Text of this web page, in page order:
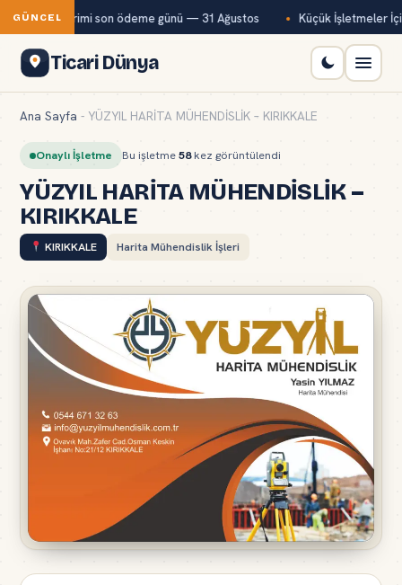
GÜNCELayı primi son ödeme günü — 31 Ağustos Küçük İşletmeler
Ticari Dünya
Ana Sayfa - YÜZYIL HARİTA MÜHENDİSLİK – KIRIKKALE
Onaylı İşletme Bu işletme58kez görüntülendi
YÜZYIL HARİTA MÜHENDİSLİK –
KIRIKKALE
KIRIKKALE Harita Mühendislik İşleri